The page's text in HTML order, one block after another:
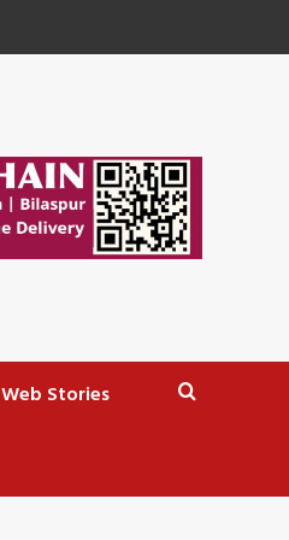
Web Stories